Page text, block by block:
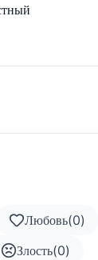
Любовь(0)
Злость(0)